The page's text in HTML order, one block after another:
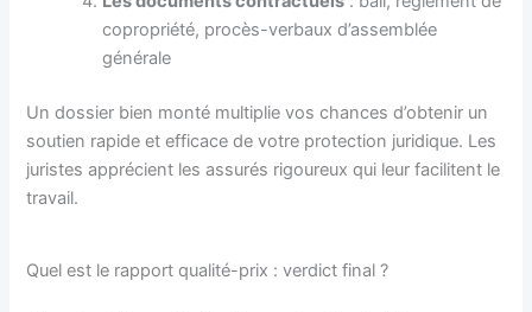
copropriété, procès-verbaux d’assemblée
générale
Un dossier bien monté multiplie vos chances d’obtenir un
soutien rapide et efficace de votre protection juridique. Les
juristes apprécient les assurés rigoureux qui leur facilitent le
travail.
Quel est le rapport qualité-prix : verdict final ?